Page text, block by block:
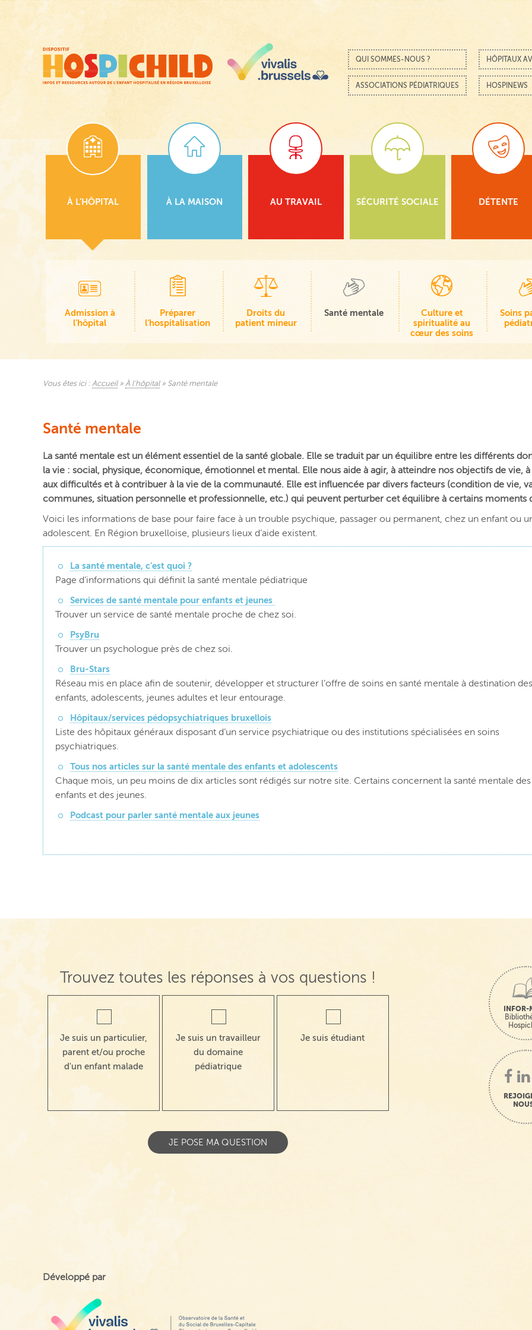
principal
Menu
Passer au contenu
QUI SOMMES-NOUS ? HÔPITAUX
ASSOCIATIONS PÉDIATRIQUES HOSPINEWS
À L’HÔPITAL
Admission à
l’hôpital
Préparer
l’hospitalisation
Droits du
patient mineur
Santé mentale
Culture et
spiritualité au
cœur des soins
Soins
À LA MAISON AU TRAVAIL SÉCURITÉ SOCIALE DÉTENTE
Vous êtes ici : Accueil» À l’hôpital» Santé mentale
Santé mentale
La santé mentale est un élément essentiel de la santé globale. Elle se traduit par un équilibre entre les différents
la vie : social, physique, économique, émotionnel et mental. Elle nous aide à agir, à atteindre nos objectifs de vie,
aux difficultés et à contribuer à la vie de la communauté. Elle est influencée par divers facteurs (condition de vie,
communes, situation personnelle et professionnelle, etc.) qui peuvent perturber cet équilibre à certains moments
Voici les informations de base pour faire face à un trouble psychique, passager ou permanent, chez un enfant ou
adolescent. En Région bruxelloise, plusieurs lieux d’aide existent.
La santé mentale, c’est quoi ?
Page d’informations qui définit la santé mentale pédiatrique
Services de santé mentale pour enfants et jeunes
Trouver un service de santé mentale proche de chez soi.
PsyBru
Trouver un psychologue près de chez soi.
Bru-Stars
Réseau mis en place afin de soutenir, développer et structurer l’offre de soins en santé mentale à destination des
enfants, adolescents, jeunes adultes et leur entourage.
Hôpitaux/services pédopsychiatriques bruxellois
Liste des hôpitaux généraux disposant d’un service psychiatrique ou des institutions spécialisées en soins
psychiatriques.
Tous nos articles sur la santé mentale des enfants et adolescents
Chaque mois, un peu moins de dix articles sont rédigés sur notre site. Certains concernent la santé mentale des
enfants et des jeunes.
Podcast pour parler santé mentale aux jeunes
Trouvez toutes les réponses à vos questions !
Je suis un particulier,
parent et/ou proche
d'un enfant malade
Je suis un travailleur
du domaine
pédiatrique
Je suis étudiant
INFOR-
Développé par